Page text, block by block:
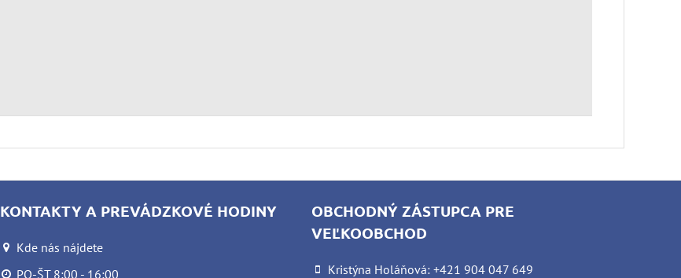
KONTAKTY A PREVÁDZKOVÉ HODINY
Kde nás nájdete
PO-ŠT 8:00 - 16:00
OBCHODNÝ ZÁSTUPCA PRE
VEĽKOOBCHOD
Kristýna Holáňová: +421 904 047 649